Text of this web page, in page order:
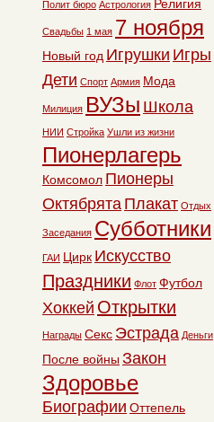
Полит бюро Астрология Религия
Свадьбы 1 мая 7 ноября
Новый год Игрушки Игры
Дети Спорт Армия Мода
Милиция ВУЗы Школа
НИИ Стройка Ушли из жизни
Пионерлагерь
Комсомол Пионеры
Октябрята Плакат Отдых
Заседания Субботники
ГАИ Цирк Искусство
Праздники Флот Футбол
Хоккей Открытки
Награды Секс Эстрада Деньги
После войны Закон
Здоровье
Биографии Оттепель